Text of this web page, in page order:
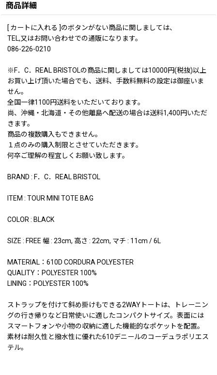
商品詳細
[ カートに入れる ]のボタンがない商品に関しましては、
TEL,又はお問い合わせでの通販になります。
086-226-0210
※F．C．REAL BRISTOLの商品に関しましては10000円(税抜)以上
お買い上げ頂いた場合でも、送料、手数料無料の設定は御座いま
せん。
全国一律1100円送料をいただいております。
尚、沖縄・北海道・その他離島へ配送の場合は送料1,400円いただ
きます。
商品の複数購入もできません。
１点のみの購入制限とさせていただきます。
何卒ご理解の程宜しくお願い致します。
BRAND : F．C．REAL BRISTOL
ITEM : TOUR MINI TOTE BAG
COLOR : BLACK
SIZE : FREE 幅 : 23cm, 高さ : 22cm, マチ : 11cm / 6L
MATERIAL：610D CORDURA POLYESTER
QUALITY：POLYESTER 100%
LINING：POLYESTER 100%
ストラップを付けて斜め掛けもできる2WAYトートは、トレーニン
グの行き帰りなど日常使いに適したコンパクトサイズ。表面には
スマートフォンや小物の収納に適した機能的なポケットを配置。
素材は耐久性と撥水性に優れた610デニールのコーデュラポリエス
テル。